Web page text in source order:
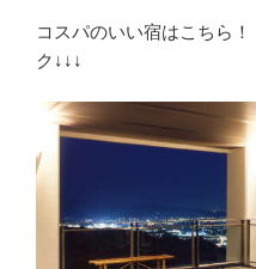
コスパのいい宿はこちら
ク↓↓↓